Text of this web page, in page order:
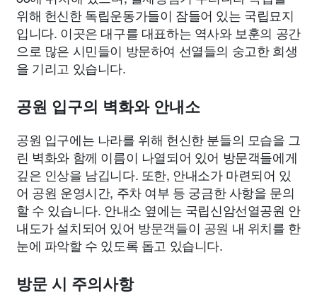
위해 헌신한 독립운동가들이 잠들어 있는 국립묘지
입니다. 이곳은 대구를 대표하는 역사와 보훈의 공간
으로 많은 시민들이 방문하여 선열들의 숭고한 희생
을 기리고 있습니다.
공원 입구의 벽화와 안내소
공원 입구에는 나라를 위해 헌신한 분들의 모습을 그
린 벽화와 함께 이름이 나열되어 있어 방문객들에게
깊은 인상을 남깁니다. 또한, 안내소가 마련되어 있
어 공원 운영시간, 주차 여부 등 궁금한 사항을 문의
할 수 있습니다. 안내소 옆에는 국립신암선열공원 안
내도가 설치되어 있어 방문객들이 공원 내 위치를 한
눈에 파악할 수 있도록 돕고 있습니다.
방문 시 주의사항